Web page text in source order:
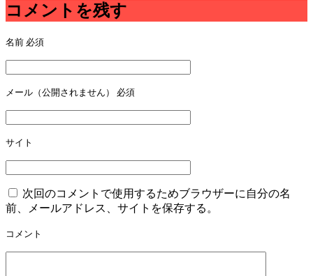
コメントを残す
名前 必須
メール（公開されません） 必須
サイト
次回のコメントで使用するためブラウザーに自分の名
前、メールアドレス、サイトを保存する。
コメント